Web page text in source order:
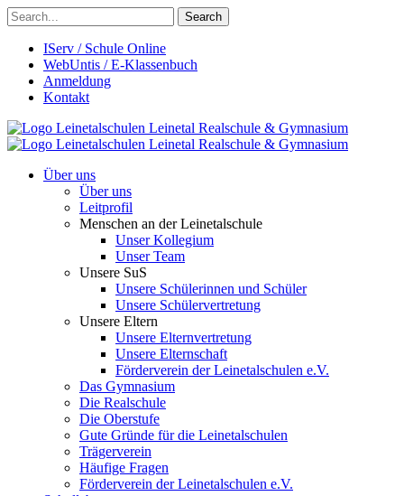
Search
IServ / Schule Online
WebUntis / E-Klassenbuch
Anmeldung
Kontakt
Leinetalschulen Leinetal Realschule & Gymnasium
Leinetalschulen Leinetal Realschule & Gymnasium
Über uns
Über uns
Leitprofil
Menschen an der Leinetalschule
Unser Kollegium
Unser Team
Unsere SuS
Unsere Schülerinnen und Schüler
Unsere Schülervertretung
Unsere Eltern
Unsere Elternvertretung
Unsere Elternschaft
Förderverein der Leinetalschulen e.V.
Das Gymnasium
Die Realschule
Die Oberstufe
Gute Gründe für die Leinetalschulen
Trägerverein
Häufige Fragen
Förderverein der Leinetalschulen e.V.